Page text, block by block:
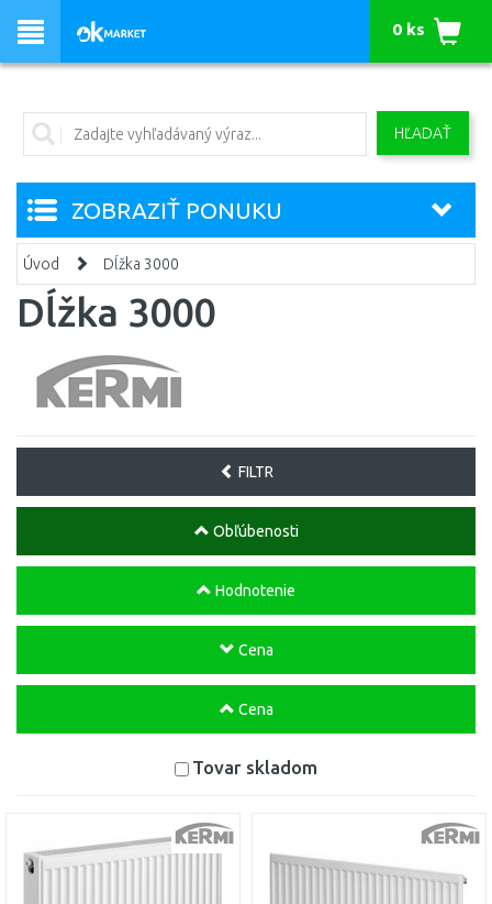
HĽADAŤ
0 ks
ZOBRAZIŤ PONUKU
Úvod Dĺžka 3000
Dĺžka 3000
FILTR
Obľúbenosti
Hodnotenie
Cena
Cena
Tovar skladom